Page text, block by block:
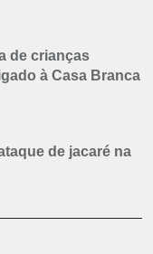
de crianças
à Casa Branca
de jacaré na